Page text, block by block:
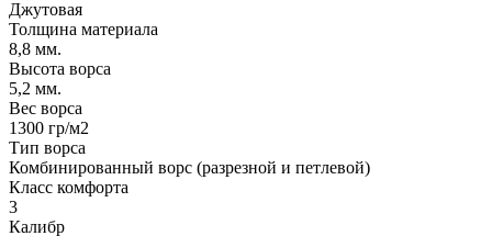
Джутовая
Толщина материала
8,8 мм.
Высота ворса
5,2 мм.
Вес ворса
1300 гр/м2
Тип ворса
Комбинированный ворс (разрезной и петлевой)
Класс комфорта
3
Калибр